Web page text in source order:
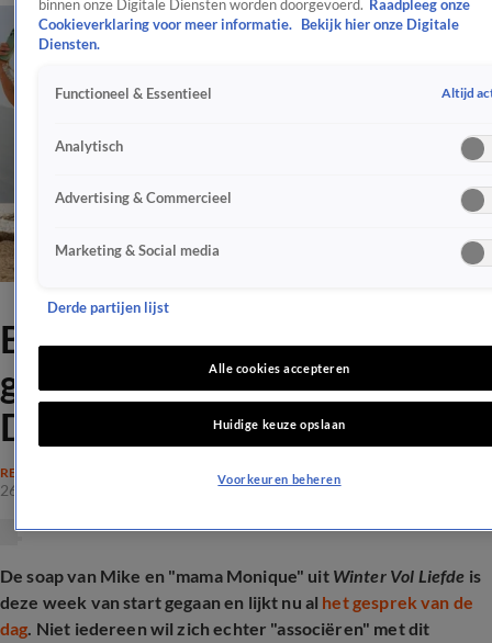
Bekende tv-familie wil 'niet
geassocieerd worden' met
De Hanslers
REALITY
26 nov 2025, 16:07
De soap van Mike en "mama Monique" uit Winter Vol Liefde is
deze week van start gegaan en lijkt nu al het gesprek van de
dag. Niet iedereen wil zich echter "associëren" met dit
binnen onze Digitale Diensten worden doorgevoerd. Raadpleeg onze
Cookieverklaring voor meer informatie.
Bekijk hier onze Digitale
Diensten.
Functioneel & Essentieel Altijd
Analytisch
Advertising & Commercieel
Marketing & Social media
Derde partijen lijst
Alle cookies accepteren
Huidige keuze opslaan
Voorkeuren beheren